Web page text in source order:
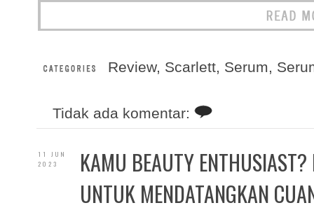
Review, Scarlett Serum
Tidak ada komentar:
11 JUN
2023
KAMU BEAUTY
UNTUK MENDATANGKAN